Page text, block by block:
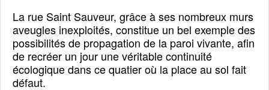
La rue Saint Sauveur, grâce à ses nombreux murs
aveugles inexploités, constitue un bel exemple des
possibilités de propagation de la paroi vivante, afin
de recréer un jour une véritable continuité
écologique dans ce quatier où la place au sol fait
défaut.